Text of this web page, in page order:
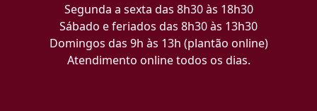
Segunda a sexta das 8h30 às 18h30
Sábado e feriados das 8h30 às 13h30
Domingos das 9h às 13h (plantão online)
Atendimento online todos os dias.